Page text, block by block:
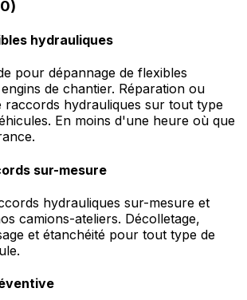
hydrauliques
pour dépannage de flexibles
de chantier. Réparation ou
raccords hydrauliques sur tout type
En moins d'une heure où que
sur-mesure
hydrauliques sur-mesure et
camions-ateliers. Décolletage,
et étanchéité pour tout type de